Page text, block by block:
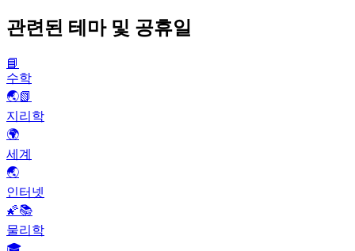
관련된 테마 및 공휴일
📘
수학
🌏📗
지리학
🌍
세계
🌏
인터넷
🌠📚
물리학
🎓